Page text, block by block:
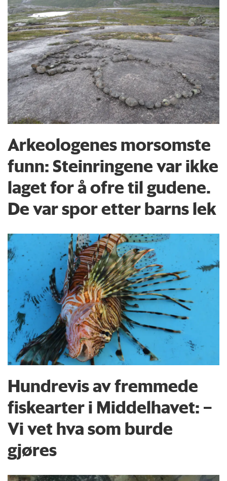
Arkeologenes morsomste
funn: Steinringene var ikke
laget for å ofre til gudene.
De var spor etter barns lek
Hundrevis av fremmede
fiskearter i Middelhavet: –
Vi vet hva som burde
gjøres